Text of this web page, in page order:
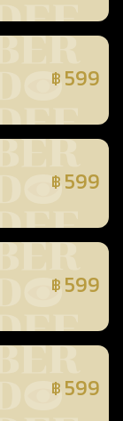
฿ 599
฿ 599
฿ 599
฿ 599